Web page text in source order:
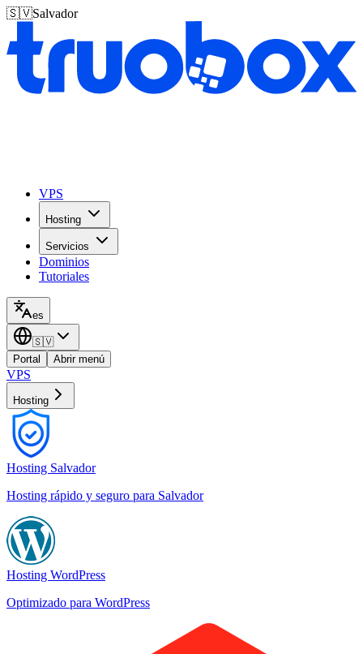
🇸🇻Salvador
VPS
Hosting
Servicios
Dominios
Tutoriales
es
🇸🇻
Portal
Abrir menú
VPS
Hosting
Hosting Salvador
Hosting rápido y seguro para Salvador
Hosting WordPress
Optimizado para WordPress